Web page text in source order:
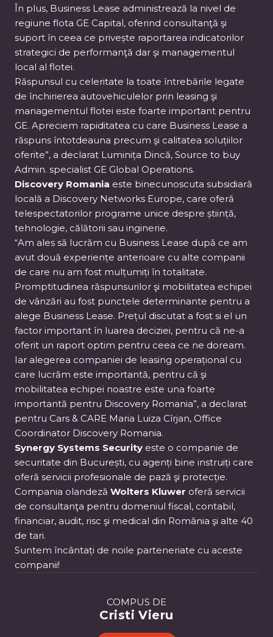
COMPUS DE
Cristi Vieru
În plus, Business Lease administrează la nivel de
regiune flota GE Capital, oferind consultanţă şi
suport în ceea ce privește raportarea indicatorilor
strategici de performanţă dar şi managementul
local al flotei.
Răspunsul cu celeritate la toate întrebările legate
de închirierea autovehiculelor prin leasing şi
managementul flotei este foarte important pentru
GE. Apreciem rapiditatea cu care Business Lease a
răspuns întotdeauna precum şi calitatea soluțiilor
oferite”, a declarat Luminița Dincă, Source to buy
Admin. specialist GE Global Operations.
Discovery Romania este binecunoscuta subsidiară
locală a Discovery Networks Europe, care oferă
telespectatorilor programe unice despre știință,
tehnologie, călătorii sau inginerie.
“Am ales să lucrăm cu Business Lease după ce am
avut două experiențe anterioare cu alte companii
de care nu am fost mulțumiți în totalitate.
Promptitudinea răspunsurilor şi mobilitatea echipei
de vânzări au fost punctele determinante pentru a
alege Business Lease. Prețul discutat a fost si el un
factor important în luarea deciziei, pentru că ne-a
oferit un raport optim pentru ceea ce ne doream.
Iar alegerea companiei de leasing operațional cu
care lucrăm este importantă, pentru că şi
mobilitatea echipei noastre este una foarte
importantă pentru Discovery Romania”, a declarat
pentru Cars & CARE Maria Luiza Cîrjan, Office
Coordinator Discovery Romania.
Synergy Systems Security este o companie de
securitate din București, cu agenți bine instruiți care
oferă servicii profesionale de pază şi protecție.
Compania olandeză Wolters Kluwer oferă servicii
de consultanţa pentru domeniul fiscal, contabil,
financiar, audit, risc şi medical din România şi alte 40
de tari.
Suntem încântați de noile parteneriate cu aceste
companii!